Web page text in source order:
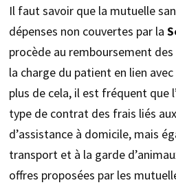
Il faut savoir que la mutuelle
dépenses non couvertes par la
procède au remboursement
la charge du patient en lien
plus de cela, il est fréquent que
type de contrat des frais liés
d’assistance à domicile, mais
transport et à la garde
offres proposées par les